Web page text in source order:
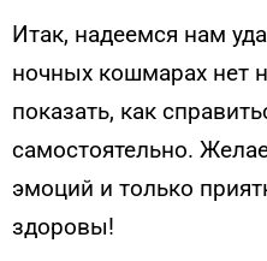
Итак, надеемся нам
ночных кошмарах нет
показать, как
самостоятельно.
эмоций и только
здоровы!